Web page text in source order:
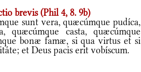
brevis (Phil 4, 8. 9b)
sunt vera, quæcúmque pudíca,
quæcúmque casta, quæcúmque
bonæ famæ, si qua virtus et si
et Deus pacis erit vobíscum.